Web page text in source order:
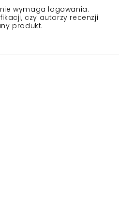
wymaga logowania.
czy autorzy recenzji
produkt.